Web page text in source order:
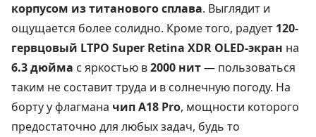
корпусом из титанового сплава. Выглядит и
ощущается более солидно. Кроме того, радует 120-
гервцовый LTPO Super Retina XDR OLED-экран на
6.3 дюйма с яркостью в2000 нит— пользоваться
таким не составит труда и в солнечную погоду. На
борту у флагмана чип A18 Pro, мощности которого
предостаточно для любых задач, будь то